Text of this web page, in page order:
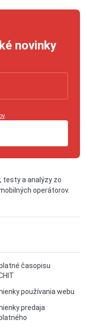
novinky
.
testy a analýzy zo
operátorov.
časopisu
používania webu
predaja